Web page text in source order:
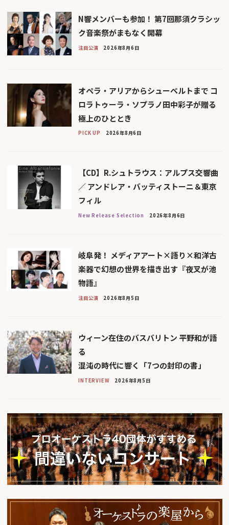
N響メンバーも参加！ 第7回那須クラシッ
ク音楽祭がまもなく開幕
注目公演 2026年8月6日
オペラ・アリアからシューベルトまで コ
ロラトゥーラ・ソプラノ田中彩子が贈る
極上のひととき
PICK UP 2026年8月6日
【CD】R.シュトラウス：アルプス交響曲
／ アンドレア・バッティストーニ＆東京
フィル
New Release Selection 2026年8月6日
岐阜発！ メディアアート×語り×和洋古
楽器で幻想の世界を描き出す『夜叉が池
物語』
注目公演 2026年8月5日
ウィーン在住のバスバリトン 平野和が語
る
混沌の時代に響く「7つの封印の書」
INTERVIEW 2026年8月5日